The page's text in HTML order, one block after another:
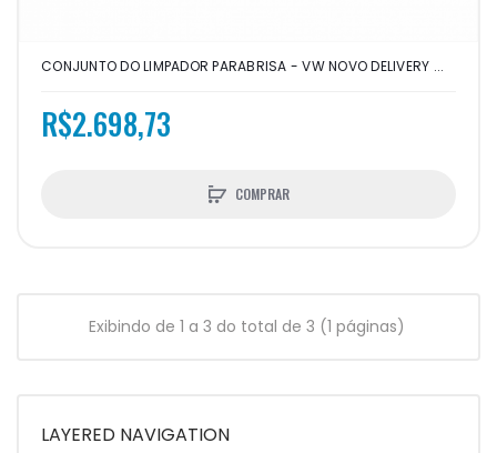
LAYERED NAVIGATION
CONJUNTO DO LIMPADOR PARABRISA - VW NOVO DELIVERY ...
R$2.698,73
COMPRAR
Exibindo de 1 a 3 do total de 3 (1 páginas)